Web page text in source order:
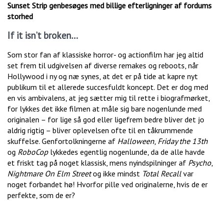
Sunset Strip genbesøges med billige efterligninger af fordums
storhed
If it isn’t broken…
Som stor fan af klassiske horror- og actionfilm har jeg altid
set frem til udgivelsen af diverse remakes og reboots, når
Hollywood i ny og næ synes, at det er på tide at kapre nyt
publikum til et allerede succesfuldt koncept. Det er dog med
en vis ambivalens, at jeg sætter mig til rette i biografmørket,
for lykkes det ikke filmen at måle sig bare nogenlunde med
originalen – for lige så god eller ligefrem bedre bliver det jo
aldrig rigtig – bliver oplevelsen ofte til en tåkrummende
skuffelse. Genfortolkningerne af Halloween, Friday the 13th
og RoboCoplykkedes egentlig nogenlunde, da de alle havde
et friskt tag på noget klassisk, mens nyindspilninger af Psycho,
Nightmare On Elm Streetog ikke mindst Total Recallvar
noget forbandet hø! Hvorfor pille ved originalerne, hvis de er
perfekte, som de er?